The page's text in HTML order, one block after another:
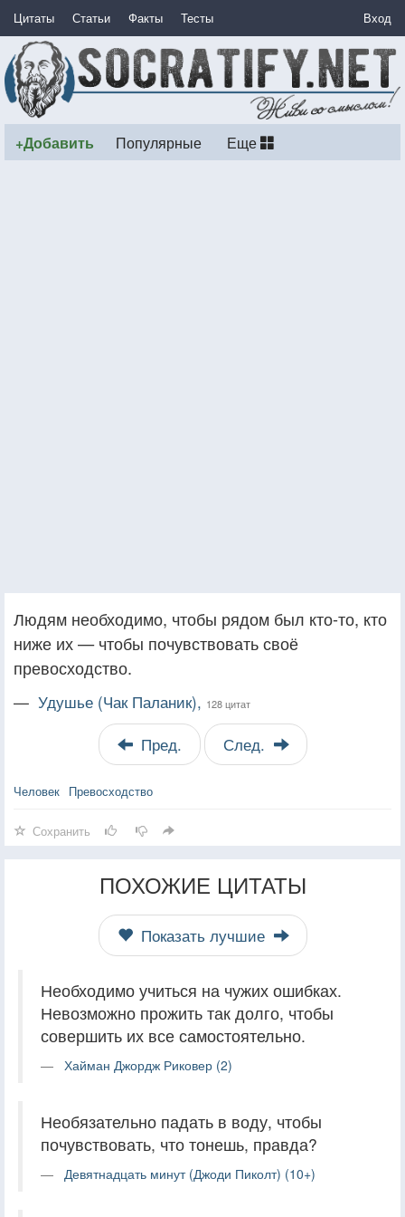
Цитаты Статьи Факты Тесты Вход
+Добавить Популярные Еще
Людям необходимо, чтобы рядом был кто-то, кто
ниже их — чтобы почувствовать своё
превосходство.
— Удушье (Чак Паланик), 128 цитат
Пред. След.
Человек Превосходство
Сохранить
ПОХОЖИЕ ЦИТАТЫ
Показать лучшие
Необходимо учиться на чужих ошибках.
Невозможно прожить так долго, чтобы
совершить их все самостоятельно.
Хайман Джордж Риковер (2)
Необязательно падать в воду, чтобы
почувствовать, что тонешь, правда?
Девятнадцать минут (Джоди Пиколт) (10+)